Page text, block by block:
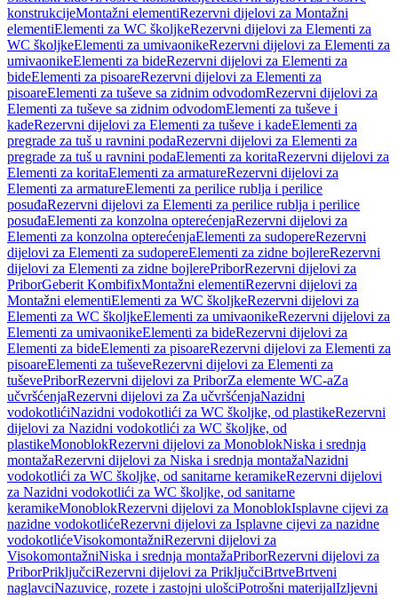
konstrukcijeMontažni elementiRezervni dijelovi za Montažni
elementiElementi za WC školjkeRezervni dijelovi za Elementi za
WC školjkeElementi za umivaonikeRezervni dijelovi za Elementi za
umivaonikeElementi za bideRezervni dijelovi za Elementi za
bideElementi za pisoareRezervni dijelovi za Elementi za
pisoareElementi za tuševe sa zidnim odvodomRezervni dijelovi za
Elementi za tuševe sa zidnim odvodomElementi za tuševe i
kadeRezervni dijelovi za Elementi za tuševe i kadeElementi za
pregrade za tuš u ravnini podaRezervni dijelovi za Elementi za
pregrade za tuš u ravnini podaElementi za koritaRezervni dijelovi za
Elementi za koritaElementi za armatureRezervni dijelovi za
Elementi za armatureElementi za perilice rublja i perilice
posuđaRezervni dijelovi za Elementi za perilice rublja i perilice
posuđaElementi za konzolna opterećenjaRezervni dijelovi za
Elementi za konzolna opterećenjaElementi za sudopereRezervni
dijelovi za Elementi za sudopereElementi za zidne bojlereRezervni
dijelovi za Elementi za zidne bojlerePriborRezervni dijelovi za
PriborGeberit KombifixMontažni elementiRezervni dijelovi za
Montažni elementiElementi za WC školjkeRezervni dijelovi za
Elementi za WC školjkeElementi za umivaonikeRezervni dijelovi za
Elementi za umivaonikeElementi za bideRezervni dijelovi za
Elementi za bideElementi za pisoareRezervni dijelovi za Elementi za
pisoareElementi za tuševeRezervni dijelovi za Elementi za
tuševePriborRezervni dijelovi za PriborZa elemente WC-aZa
učvršćenjaRezervni dijelovi za Za učvršćenjaNazidni
vodokotlićiNazidni vodokotlići za WC školjke, od plastikeRezervni
dijelovi za Nazidni vodokotlići za WC školjke, od
plastikeMonoblokRezervni dijelovi za MonoblokNiska i srednja
montažaRezervni dijelovi za Niska i srednja montažaNazidni
vodokotlići za WC školjke, od sanitarne keramikeRezervni dijelovi
za Nazidni vodokotlići za WC školjke, od sanitarne
keramikeMonoblokRezervni dijelovi za MonoblokIsplavne cijevi za
nazidne vodokotlićeRezervni dijelovi za Isplavne cijevi za nazidne
vodokotlićeVisokomontažniRezervni dijelovi za
VisokomontažniNiska i srednja montažaPriborRezervni dijelovi za
PriborPriključciRezervni dijelovi za PriključciBrtveBrtveni
naglavciNazuvice, rozete i zastojni ulošciPotrošni materijalIzljevni